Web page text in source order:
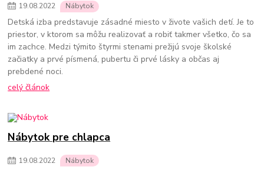
19.08.2022 Nábytok
Detská izba predstavuje zásadné miesto v živote vašich detí. Je to
priestor, v ktorom sa môžu realizovať a robiť takmer všetko, čo sa
im zachce. Medzi týmito štyrmi stenami prežijú svoje školské
začiatky a prvé písmená, pubertu či prvé lásky a občas aj
prebdené noci.
celý článok
Nábytok pre chlapca
19.08.2022 Nábytok